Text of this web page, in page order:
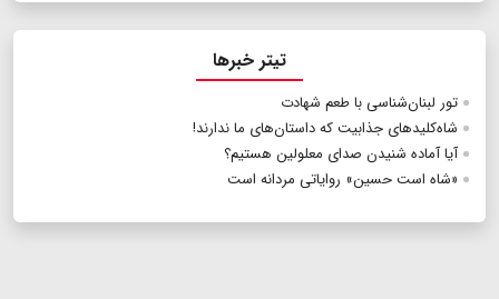
تیتر خبرها
تور لبنان‌شناسی با طعم شهادت
شاه‌کلید‌های جذابیت که داستان‌های ما ندارند!
آیا آماده شنیدن صدای معلولین هستیم؟
«شاه است حسین» روایاتی مردانه است